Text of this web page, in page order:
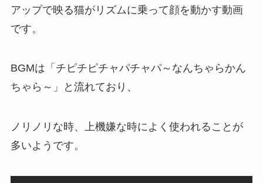
アップで映る猫がリズムに乗って顔を動かす動画
です。
BGMは「チピチピチャパチャパ～なんちゃらかん
ちゃら～」と流れており、
ノリノリな時、上機嫌な時によく使われることが
多いようです。